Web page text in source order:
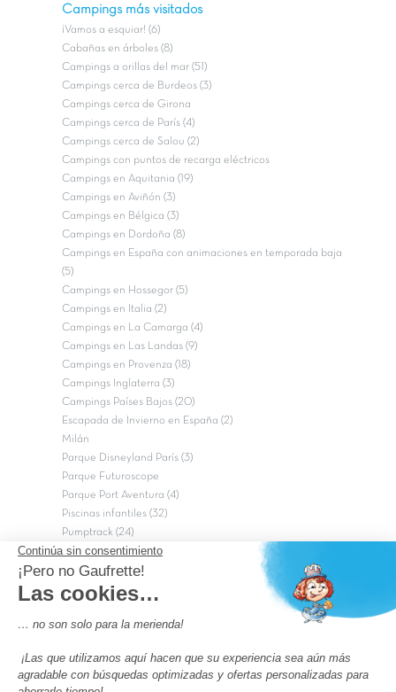
Campings más visitados
¡Vamos a esquiar! (6)
Cabañas en árboles (8)
Campings a orillas del mar (51)
Campings cerca de Burdeos (3)
Campings cerca de Girona
Campings cerca de París (4)
Campings cerca de Salou (2)
Campings con puntos de recarga eléctricos
Campings en Aquitania (19)
Campings en Aviñón (3)
Campings en Bélgica (3)
Campings en Dordoña (8)
Campings en España con animaciones en temporada baja
(5)
Campings en Hossegor (5)
Campings en Italia (2)
Campings en La Camarga (4)
Campings en Las Landas (9)
Campings en Provenza (18)
Campings Inglaterra (3)
Campings Países Bajos (20)
Escapada de Invierno en España (2)
Milán
Parque Disneyland París (3)
Parque Futuroscope
Parque Port Aventura (4)
Piscinas infantiles (32)
Pumptrack (24)
Puy du Fou (2)
Roma
Semana Santa (17)
Campings de 4 estrellas en Francia
Los camping con piscinas en Francia
Camping Barcelona